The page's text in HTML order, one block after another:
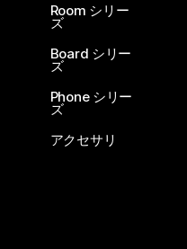
Room シリー
ズ
Board シリー
ズ
Phone シリー
ズ
アクセサリ